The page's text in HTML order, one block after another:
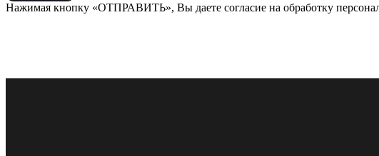
Нажимая кнопку «ОТПРАВИТЬ», Вы даете согласие на обработку